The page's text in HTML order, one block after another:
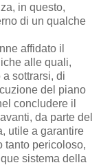
in questo,
di un qualche
affidato il
alle quali,
sottrarsi, di
del piano
concludere il
da parte del
utile a garantire
tanto pericoloso,
sistema della